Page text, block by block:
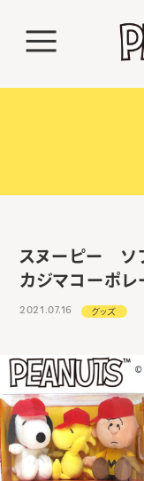
スヌーピー ソ
カジマコーポレ
2021.07.16 グッズ